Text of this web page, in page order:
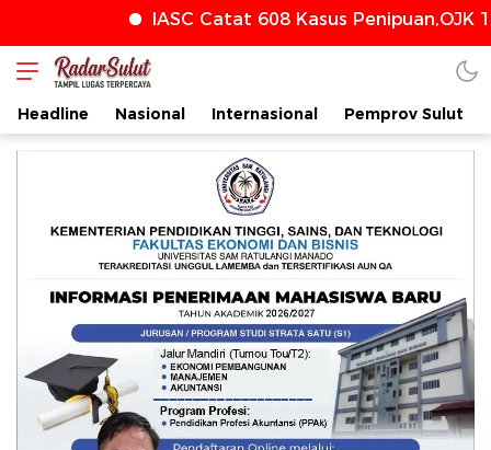
IASC Catat 608 Kasus Penipuan,OJK
radarsulut.com
Headline Nasional Internasional Pemprov Sulut